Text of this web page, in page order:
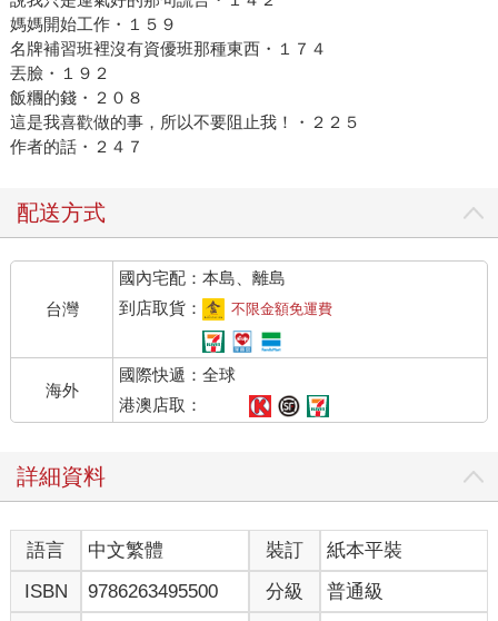
媽媽開始工作・１５９
名牌補習班裡沒有資優班那種東西・１７４
丟臉・１９２
飯糰的錢・２０８
這是我喜歡做的事，所以不要阻止我！・２２５
作者的話・２４７
配送方式
台灣
國內宅配：本島、離島
到店取貨：
不限金額免運費
海外
國際快遞：全球
港澳店取：
詳細資料
語言 中文繁體 裝訂
紙本平裝
ISBN
9786263495500 分級 普通級